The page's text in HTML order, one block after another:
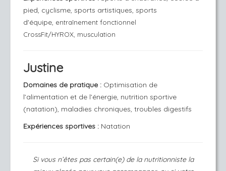
pied, cyclisme, sports artistiques, sports
d'équipe, entraînement fonctionnel
CrossFit/HYROX, musculation
Justine
Domaines de pratique : Optimisation de
l’alimentation et de l’énergie, nutrition sportive
(natation), maladies chroniques, troubles digestifs
Expériences sportives : Natation
Si vous n’êtes pas certain(e) de la nutritionniste la